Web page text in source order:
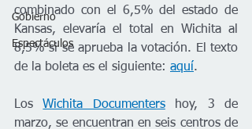
Gobierno
Espectáculos
combinado con el 6,5% del estado de
Kansas, elevaría el total en Wichita al
8,5% si se aprueba la votación. El texto
de la boleta es el siguiente: aquí.
Los Wichita Documenters hoy, 3 de
marzo, se encuentran en seis centros de